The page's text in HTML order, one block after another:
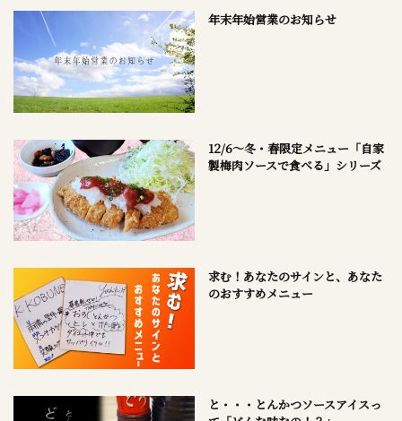
年末年始営業のお知らせ
12/6～冬・春限定メニュー「自家
製梅肉ソースで食べる」シリーズ
求む！あなたのサインと、あなた
のおすすめメニュー
と・・・とんかつソースアイスっ